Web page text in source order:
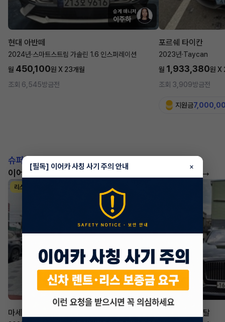
승계 매니저
이주하
현대 아반떼
2024년·스마트스트림 가솔린 1.6 인스퍼레이션
월 450,100원 X 23개월
조회 6,545방금전
포르쉐 타이칸
2023년·Taycan
월 1,933,380원 X
조회 3,909방금전
지원금
슈퍼카!
이어카에서 좋은 조건으로 만나보세요
리스
승계 매니저
한태현
마세라티 르반떼 벤틀리 컨티넨탈
[필독] 이어카 사칭 사기 주의 안내 ×